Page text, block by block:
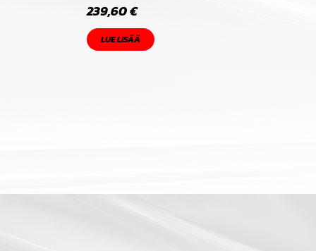
239,60€
LUE LISÄÄ